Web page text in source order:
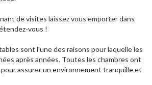
de visites laissez vous emporter dans
vous !
sont l'une des raisons pour laquelle les
après années. Toutes les chambres ont
assurer un environnement tranquille et